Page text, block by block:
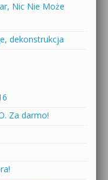
Nic Nie Może
dekonstrukcja
Za darmo!